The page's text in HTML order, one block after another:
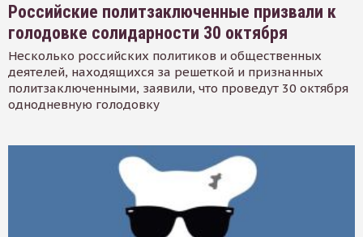
Российские политзаключенные призвали к
голодовке солидарности 30 октября
Несколько российских политиков и общественных
деятелей, находящихся за решеткой и признанных
политзаключенными, заявили, что проведут 30 октября
однодневную голодовку